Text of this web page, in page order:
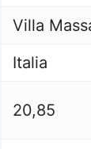
Villa
Italia
20,85